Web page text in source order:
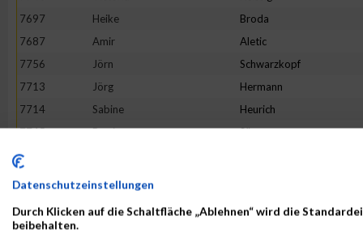
7697
Heike Broda
7687
Amir Aletic
7756
Jörn Schwarzkopf
7713
Jörg Hermann
7714
Sabine Heurich
7745
Bettina Sänger
7767
7710
Datenschutzeinstellungen
Durch Klicken auf die Schaltfläche „Ablehnen“ wird die
beibehalten.